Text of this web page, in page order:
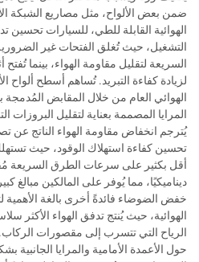
ضمن بعض الألواح، مثل مصاريع الشبكة
الهوائية القابلة للطي، للسيارات
التشغيل، حيث تُغلق الفتحات غير
السريعة لتقليل مقاومة الهواء، بينما
لزيادة كفاءة التبريد. تُساهم أسطح ألواح
الهوائي العام من خلال المقابض
المرايا المصممة بعناية لتقليل البروزات
يُترجم انخفاض مقاومة الهواء الناتج عن
تحسين كفاءة استهلاك الوقود، حيث
أقل بكثير على سرعات الطرق السريعة
ديناميكيًا، مما يُوفر على المالكين مبالغ
خفض الضوضاء فائدةً أخرى بالغة الأهمية
الهوائية، حيث يُنتج تدفق الهواء الأكثر
الرياح التي تتسرب إلى مقصورات الركاب.
حول الأعمدة الأمامية والمرايا